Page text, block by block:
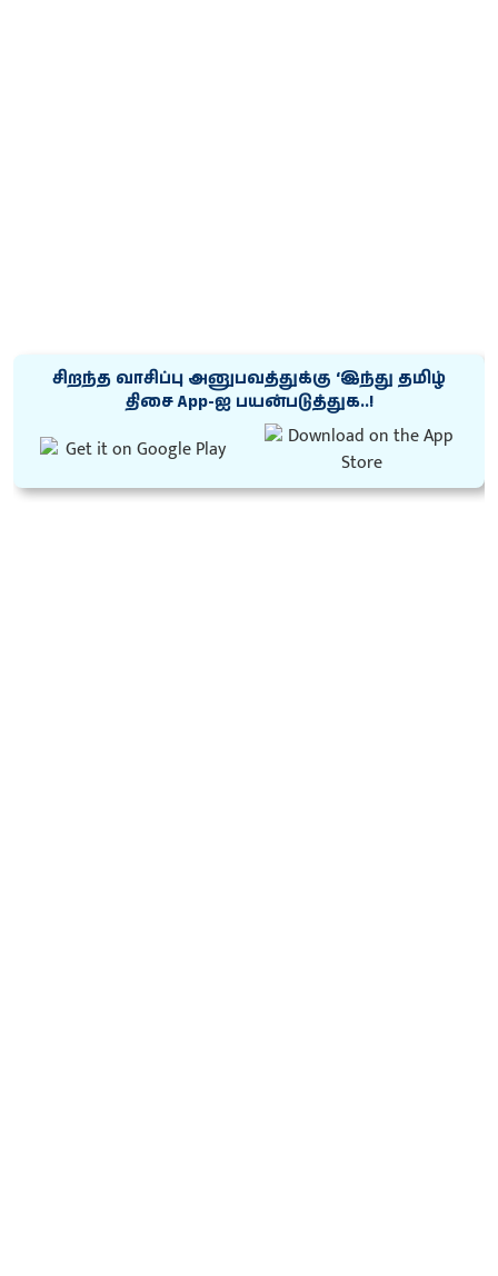
சிறந்த வாசிப்பு அனுபவத்துக்கு ‘இந்து தமிழ்
திசை App-ஐ பயன்படுத்துக..!